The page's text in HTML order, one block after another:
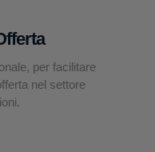
per facilitare
nel settore